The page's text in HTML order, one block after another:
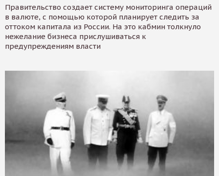
Правительство создает систему мониторинга операций
в валюте, с помощью которой планирует следить за
оттоком капитала из России. На это кабмин толкнуло
нежелание бизнеса прислушиваться к
предупреждениям власти